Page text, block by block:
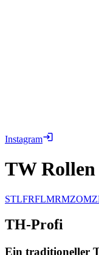
Instagram
TW
STLFRFLMRMZOM
TH-Profi
Ein traditioneller